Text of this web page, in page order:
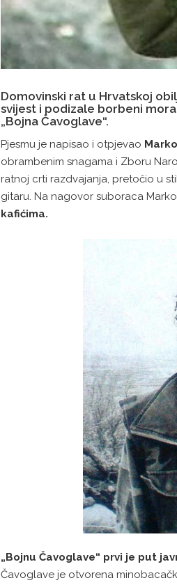
Domovinski rat u Hrvatskoj
svijest i podizale borbeni
„Bojna Čavoglave“.
Pjesmu je napisao i otpjevao
obrambenim snagama i Zboru
ratnoj crti razdvajanja, pretočio u
gitaru. Na nagovor suboraca
kafićima.
„Bojnu Čavoglave“ prvi je put
Čavoglave je otvorena